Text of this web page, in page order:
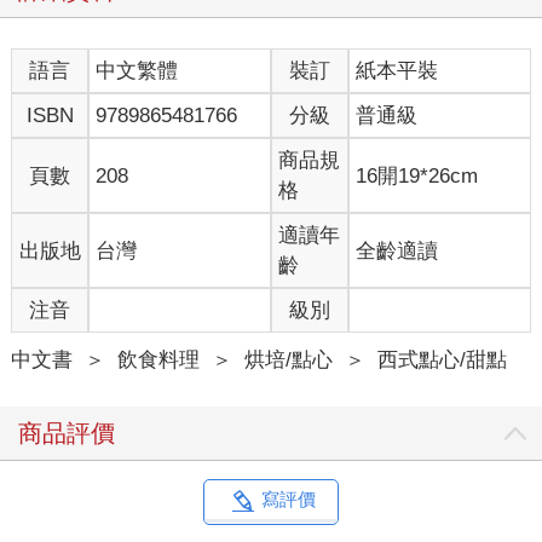
語言 中文繁體 裝訂
紙本平裝
ISBN
9789865481766 分級 普通級
頁數 208
商品規
格
16開19*26cm
出版地 台灣
適讀年
齡
全齡適讀
注音 級別
中文書 ＞ 飲食料理 ＞ 烘培/點心 ＞ 西式點心/甜點
商品評價
寫評價